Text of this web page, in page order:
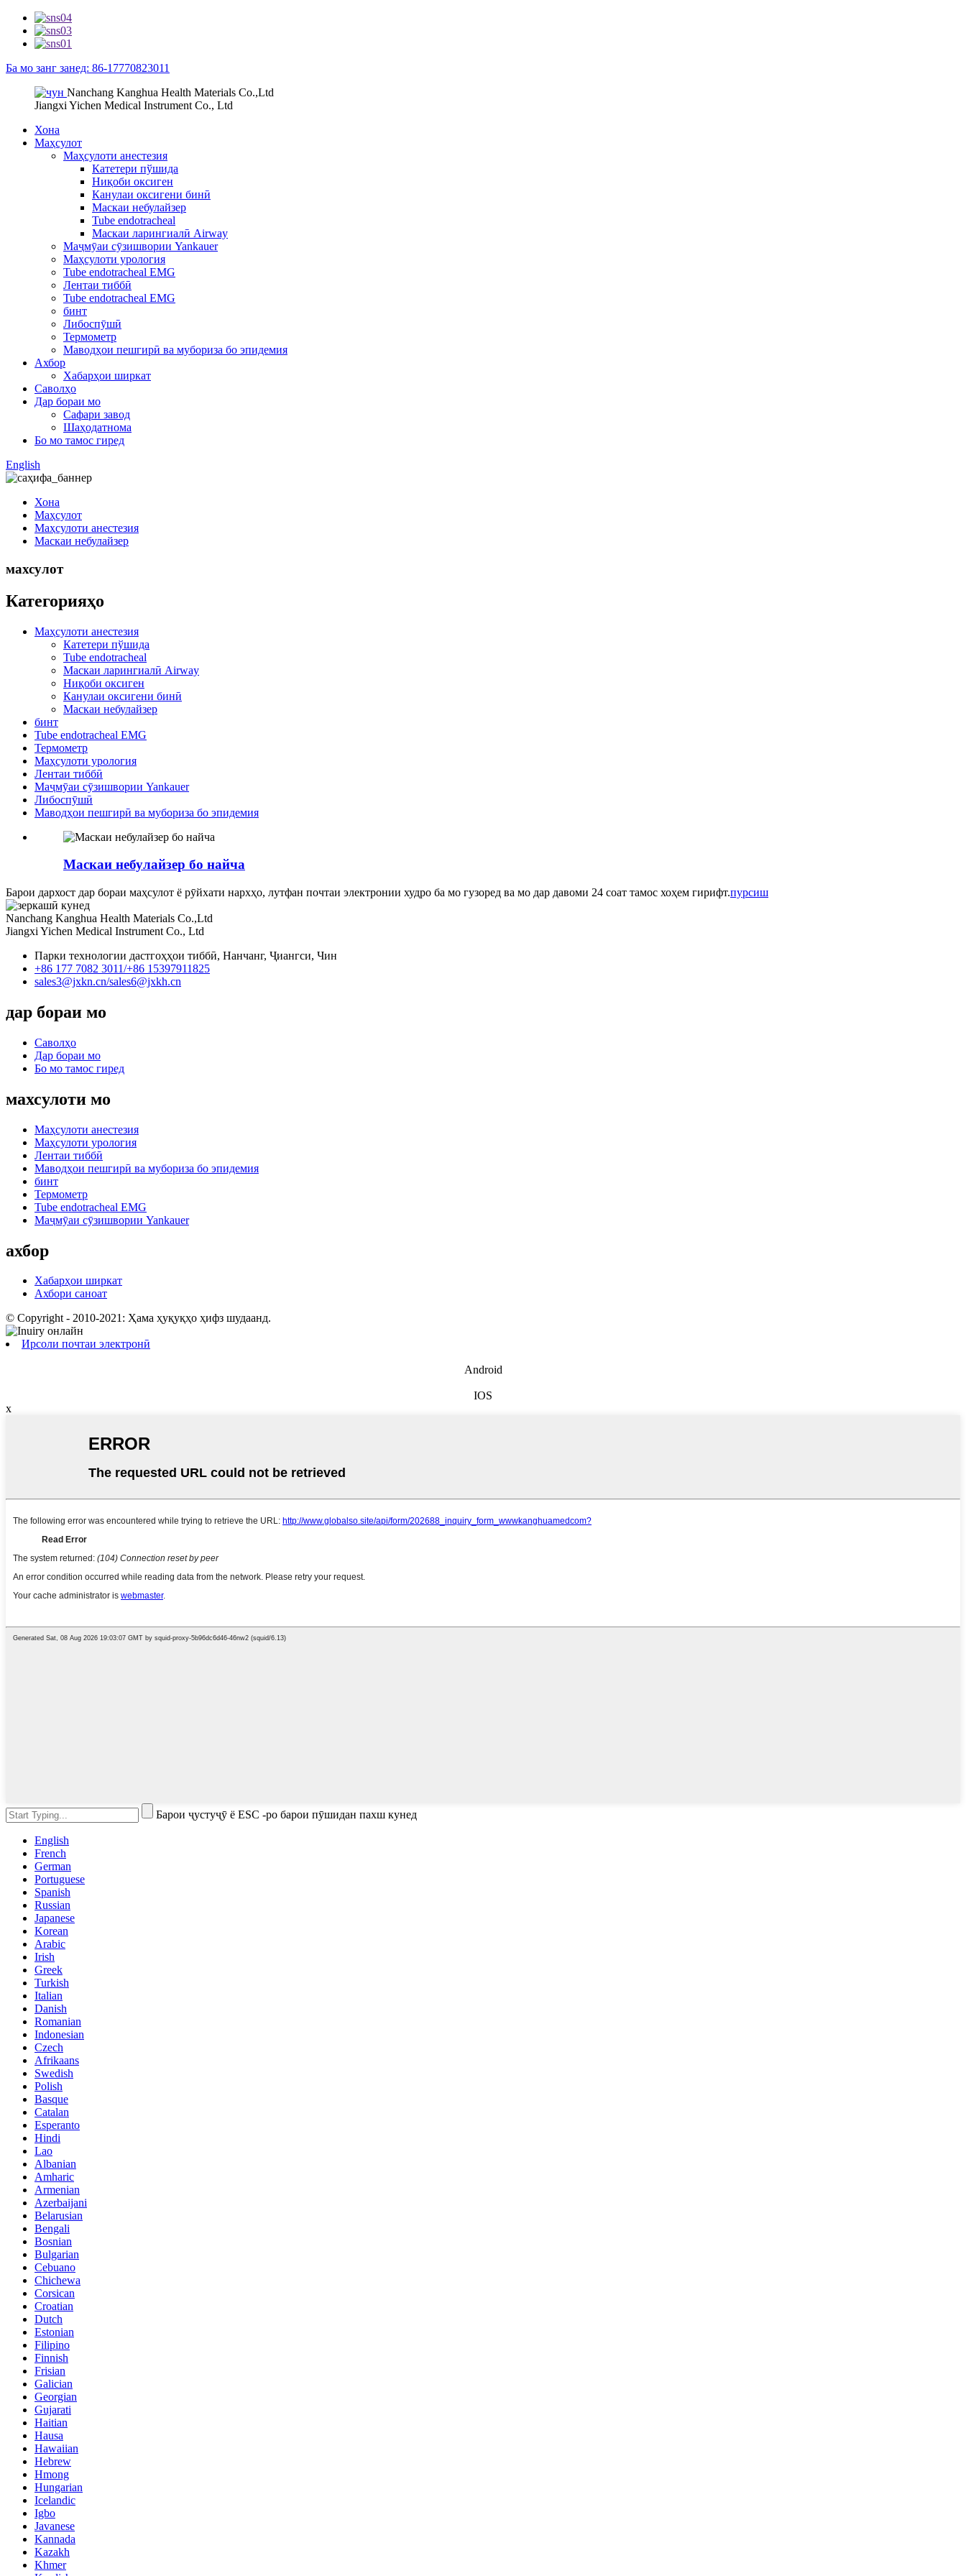
Ба мо занг занед: 86-17770823011
Nanchang Kanghua Health Materials Co.,Ltd
Jiangxi Yichen Medical Instrument Co., Ltd
Хона
Маҳсулот
Маҳсулоти анестезия
Катетери пўшида
Ниқоби оксиген
Канулаи оксигени бинӣ
Маскаи небулайзер
Tube endotracheal
Маскаи ларингиалӣ Airway
Маҷмӯаи сӯзишвории Yankauer
Маҳсулоти урология
Tube endotracheal EMG
Лентаи тиббӣ
Tube endotracheal EMG
бинт
Либоспӯшӣ
Термометр
Маводҳои пешгирӣ ва мубориза бо эпидемия
Ахбор
Хабарҳои ширкат
Саволҳо
Дар бораи мо
Сафари завод
Шаҳодатнома
Бо мо тамос гиред
English
Хона
Маҳсулот
Маҳсулоти анестезия
Маскаи небулайзер
махсулот
Категорияҳо
Маҳсулоти анестезия
Катетери пўшида
Tube endotracheal
Маскаи ларингиалӣ Airway
Ниқоби оксиген
Канулаи оксигени бинӣ
Маскаи небулайзер
бинт
Tube endotracheal EMG
Термометр
Маҳсулоти урология
Лентаи тиббӣ
Маҷмӯаи сӯзишвории Yankauer
Либоспӯшӣ
Маводҳои пешгирӣ ва мубориза бо эпидемия
Маскаи небулайзер бо найча
Барои дархост дар бораи маҳсулот ё рӯйхати нархҳо, лутфан почтаи электронии худро ба мо гузоред ва мо дар давоми 24 соат тамос хоҳем гирифт.пурсиш
Nanchang Kanghua Health Materials Co.,Ltd
Jiangxi Yichen Medical Instrument Co., Ltd
Парки технологии дастгоҳҳои тиббӣ, Нанчанг, Ҷиангси, Чин
+86 177 7082 3011/+86 15397911825
sales3@jxkn.cn/sales6@jxkh.cn
дар бораи мо
Саволҳо
Дар бораи мо
Бо мо тамос гиред
махсулоти мо
Маҳсулоти анестезия
Маҳсулоти урология
Лентаи тиббӣ
Маводҳои пешгирӣ ва мубориза бо эпидемия
бинт
Термометр
Tube endotracheal EMG
Маҷмӯаи сӯзишвории Yankauer
ахбор
Хабарҳои ширкат
Ахбори саноат
© Copyright - 2010-2021: Ҳама ҳуқуқҳо ҳифз шудаанд.
Ирсоли почтаи электронӣ
Android
IOS
x
Барои ҷустуҷӯ ё ESC -ро барои пӯшидан пахш кунед
English
French
German
Portuguese
Spanish
Russian
Japanese
Korean
Arabic
Irish
Greek
Turkish
Italian
Danish
Romanian
Indonesian
Czech
Afrikaans
Swedish
Polish
Basque
Catalan
Esperanto
Hindi
Lao
Albanian
Amharic
Armenian
Azerbaijani
Belarusian
Bengali
Bosnian
Bulgarian
Cebuano
Chichewa
Corsican
Croatian
Dutch
Estonian
Filipino
Finnish
Frisian
Galician
Georgian
Gujarati
Haitian
Hausa
Hawaiian
Hebrew
Hmong
Hungarian
Icelandic
Igbo
Javanese
Kannada
Kazakh
Khmer